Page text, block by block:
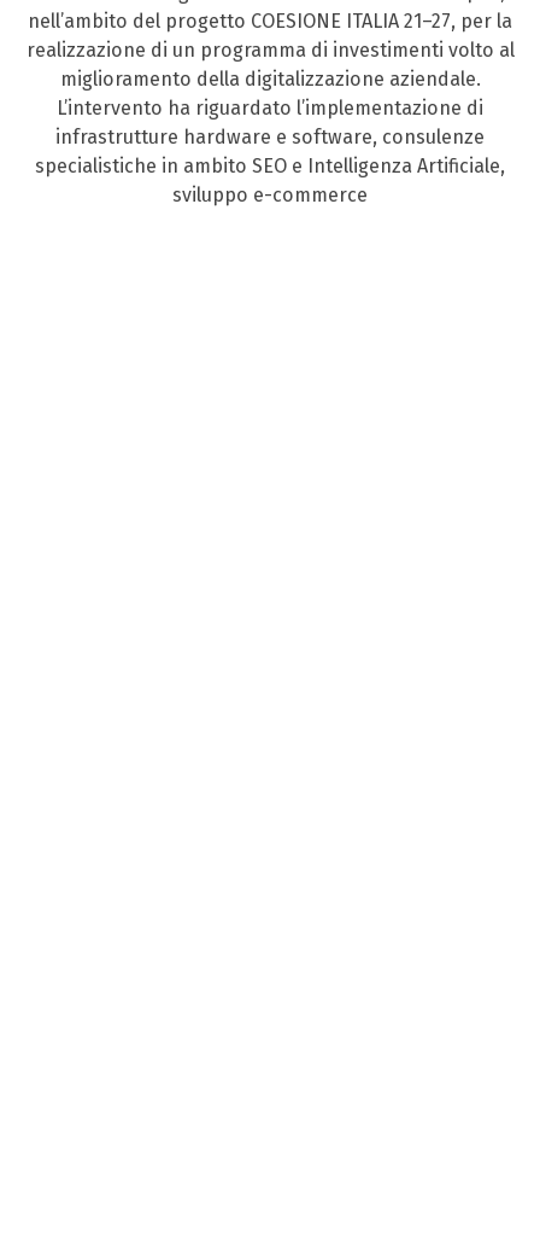
nell’ambito del progetto COESIONE ITALIA 21–27, per la
realizzazione di un programma di investimenti volto al
miglioramento della digitalizzazione aziendale.
L’intervento ha riguardato l’implementazione di
infrastrutture hardware e software, consulenze
specialistiche in ambito SEO e Intelligenza Artificiale,
sviluppo e-commerce